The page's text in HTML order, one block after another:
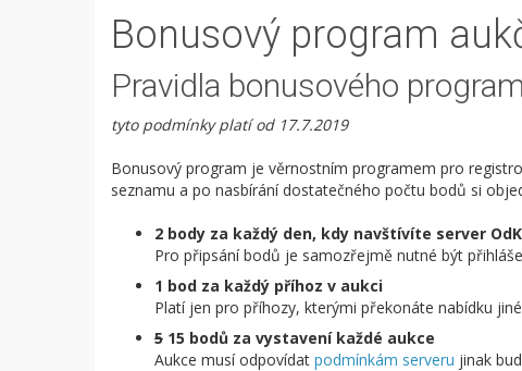
Bonusový program
Pravidla bonusového
tyto podmínky platí od 17.7.2019
Bonusový program je věrnostním programem pro
seznamu a po nasbírání dostatečného počtu bodů si
2 body za každý den, kdy navštívíte server
Pro připsání bodů je samozřejmě nutné být
1 bod za každý příhoz v aukci
Platí jen pro příhozy, kterými překonáte nabídku
5 15 bodů za vystavení každé aukce
Aukce musí odpovídat podmínkám serveru jinak